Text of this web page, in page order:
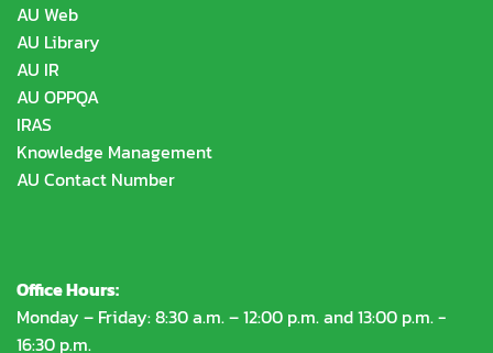
AU Web
AU Library
AU IR
AU OPPQA
IRAS
Knowledge Management
AU Contact Number
Office Hours:
Monday – Friday: 8:30 a.m. – 12:00 p.m. and 13:00 p.m. -
16:30 p.m.